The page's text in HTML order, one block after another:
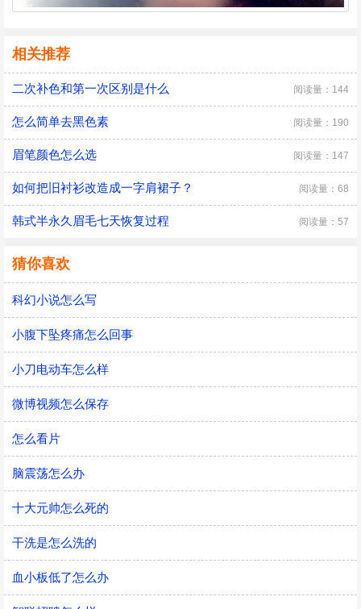
相关推荐
二次补色和第一次区别是什么 阅读量：144
怎么简单去黑色素 阅读量：190
眉笔颜色怎么选 阅读量：147
如何把旧衬衫改造成一字肩裙子？ 阅读量：68
韩式半永久眉毛七天恢复过程 阅读量：57
猜你喜欢
科幻小说怎么写
小腹下坠疼痛怎么回事
小刀电动车怎么样
微博视频怎么保存
怎么看片
脑震荡怎么办
十大元帅怎么死的
干洗是怎么洗的
血小板低了怎么办